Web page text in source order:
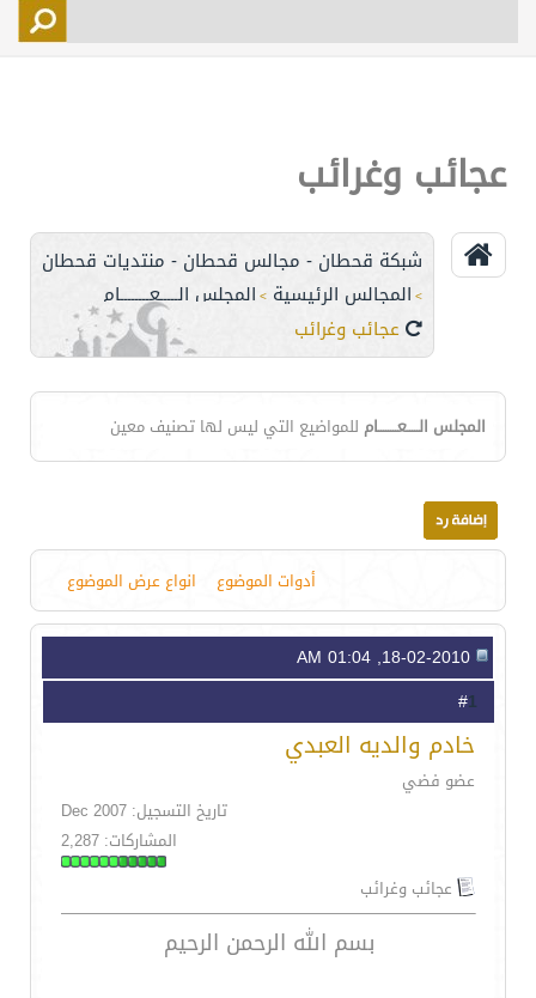
اتصل بنا
عجائب وغرائب
شبكة قحطان - مجالس قحطان - منتديات قحطان
> المجالس الرئيسية > المجلس الـــــعــــــــام
عجائب وغرائب
المجلس الـــــعــــــــام للمواضيع التي ليس لها تصنيف معين
أدوات الموضوع انواع عرض الموضوع
1
خادم والديه العبدي
عضو فضي
تاريخ التسجيل: Dec 2007
المشاركات: 2,287
عجائب وغرائب
بسم الله الرحمن الرحيم